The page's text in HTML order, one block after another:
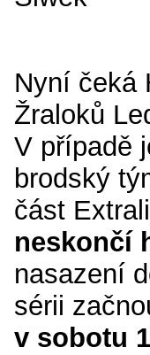
Nyní čeká
Žraloků
V případě
brodský
část
neskončí
nasazení
sérii
v sobotu